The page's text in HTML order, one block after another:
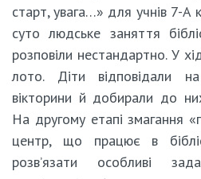
старт, увага…» для учнів
суто людське заняття
розповіли нестандартно. У
лото. Діти відповідали
вікторини й добирали до
На другому етапі змагання
центр, що працює в
розв’язати особливі